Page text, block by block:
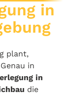
in
plant,
in
in
die